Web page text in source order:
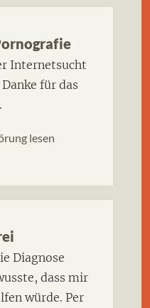
Internetsucht
für das
lesen
Diagnose
dass mir
würde. Per